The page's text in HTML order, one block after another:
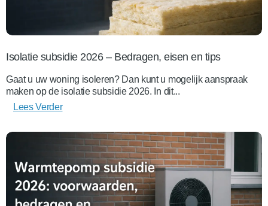
Isolatie subsidie 2026 – Bedragen, eisen en tips
Gaat u uw woning isoleren? Dan kunt u mogelijk aanspraak
maken op de isolatie subsidie 2026. In dit...
Lees Verder